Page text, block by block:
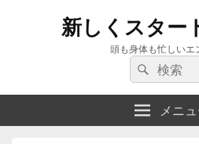
新しくスター
頭も身体も忙しいエ
検
索:
検
索
メニ